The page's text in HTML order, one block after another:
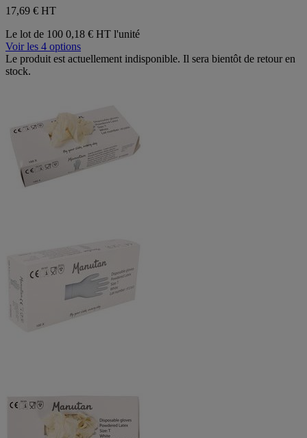
17,69 € HT
Le lot de 100 0,18 € HT l'unité
Voir les 4 options
Le produit est actuellement indisponible. Il sera bientôt de retour en
stock.